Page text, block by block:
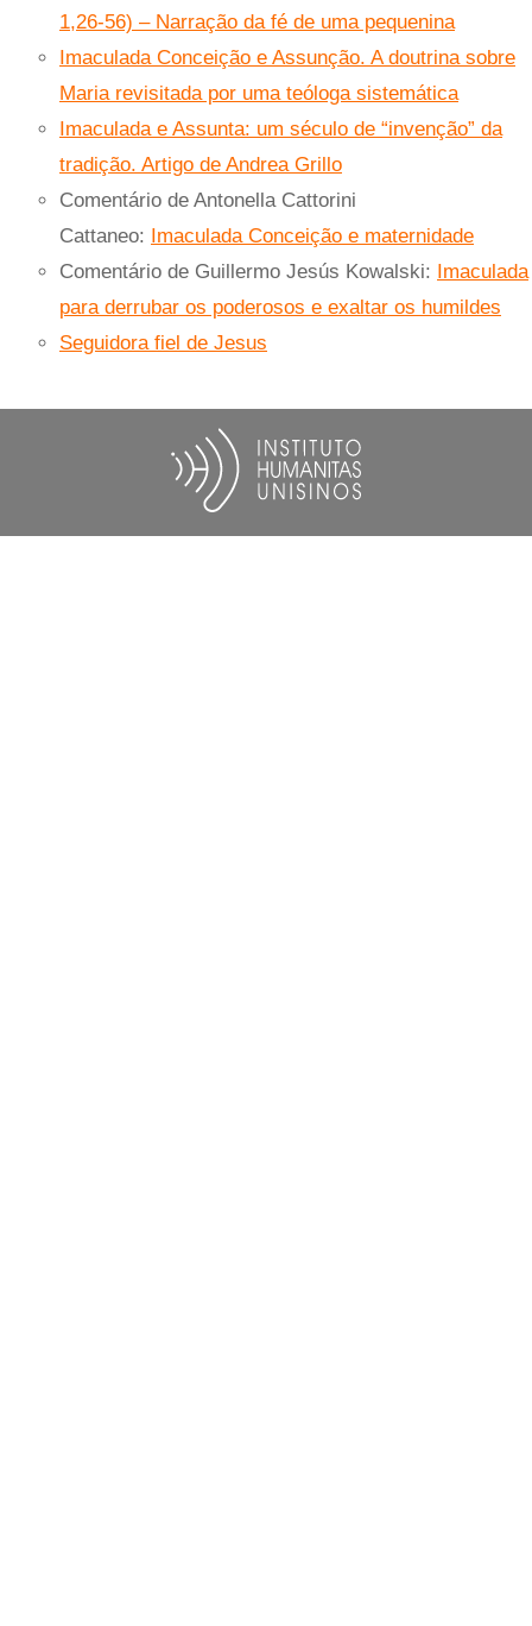
1,26-56) – Narração da fé de uma pequenina
Imaculada Conceição e Assunção. A doutrina sobre
Maria revisitada por uma teóloga sistemática
Imaculada e Assunta: um século de “invenção” da
tradição. Artigo de Andrea Grillo
Comentário de Antonella Cattorini
Cattaneo:
Imaculada Conceição e maternidade
Comentário de Guillermo Jesús Kowalski:
Imaculada
para derrubar os poderosos e exaltar os humildes
Seguidora fiel de Jesus